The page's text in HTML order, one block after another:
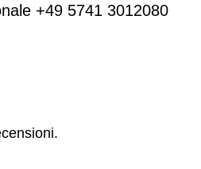
+49 5741 3012080